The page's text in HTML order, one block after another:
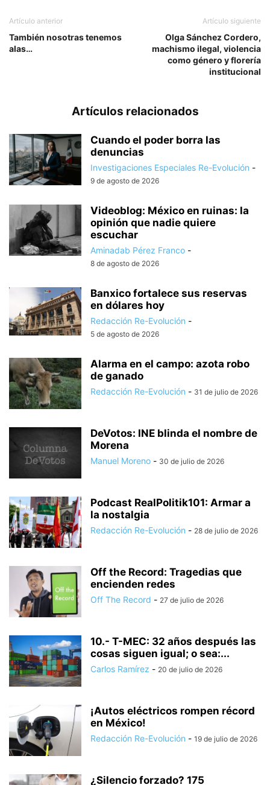
Artículo anterior
También nosotras tenemos
alas…
Artículo siguiente
Olga Sánchez Cordero,
machismo ilegal, violencia
como género y florería
institucional
Artículos relacionados
Cuando el poder borra las
denuncias
Investigaciones Especiales Re-Evolución -
9 de agosto de 2026
Videoblog: México en ruinas: la
opinión que nadie quiere
escuchar
Aminadab Pérez Franco -
8 de agosto de 2026
Banxico fortalece sus reservas
en dólares hoy
Redacción Re-Evolución -
5 de agosto de 2026
Alarma en el campo: azota robo
de ganado
Redacción Re-Evolución - 31 de julio de 2026
DeVotos: INE blinda el nombre de
Morena
Manuel Moreno - 30 de julio de 2026
Podcast RealPolitik101: Armar a
la nostalgia
Redacción Re-Evolución - 28 de julio de 2026
Off the Record: Tragedias que
encienden redes
Off The Record - 27 de julio de 2026
10.- T-MEC: 32 años después las
cosas siguen igual; o sea:...
Carlos Ramírez - 20 de julio de 2026
¡Autos eléctricos rompen récord
en México!
Redacción Re-Evolución - 19 de julio de 2026
¿Silencio forzado? 175